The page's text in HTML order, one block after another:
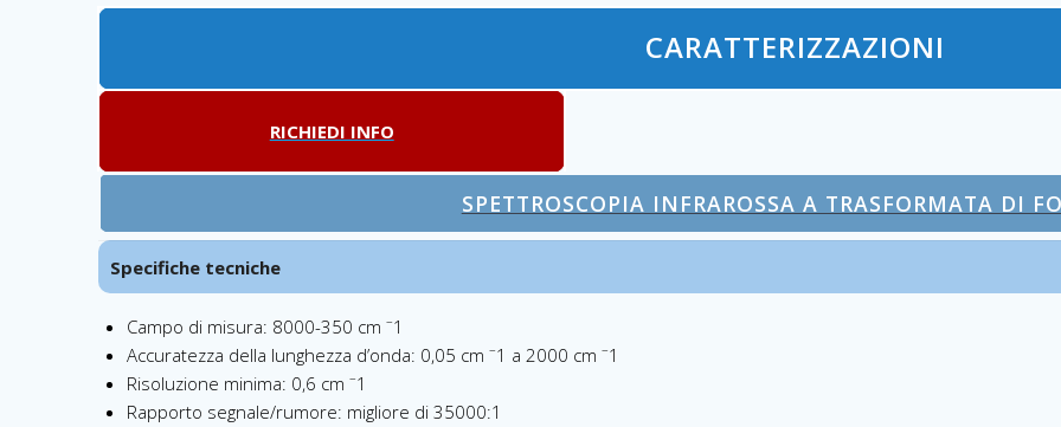
CARATTERIZZAZIONI
RICHIEDI INFO
SPETTROSCOPIA INFRAROSSA A TRASFORMATA DI
Specifiche tecniche
Campo di misura: 8000-350 cm –1
Accuratezza della lunghezza d’onda: 0,05 cm –1 a 2000 cm –1
Risoluzione minima: 0,6 cm –1
Rapporto segnale/rumore: migliore di 35000:1